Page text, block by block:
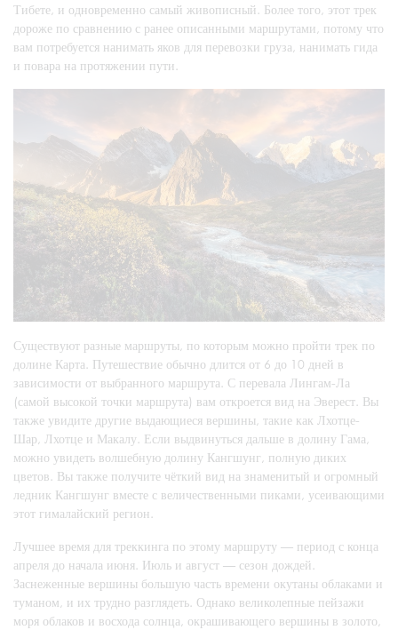
Тибете, и одновременно самый живописный. Более того, этот трек
дороже по сравнению с ранее описанными маршрутами, потому что
вам потребуется нанимать яков для перевозки груза, нанимать гида
и повара на протяжении пути.
Существуют разные маршруты, по которым можно пройти трек по
долине Карта. Путешествие обычно длится от 6 до 10 дней в
зависимости от выбранного маршрута. С перевала Лингам-Ла
(самой высокой точки маршрута) вам откроется вид на Эверест. Вы
также увидите другие выдающиеся вершины, такие как Лхотце-
Шар, Лхотце и Макалу. Если выдвинуться дальше в долину Гама,
можно увидеть волшебную долину Кангшунг, полную диких
цветов. Вы также получите чёткий вид на знаменитый и огромный
ледник Кангшунг вместе с величественными пиками, усеивающими
этот гималайский регион.
Лучшее время для треккинга по этому маршруту — период с конца
апреля до начала июня. Июль и август — сезон дождей.
Заснеженные вершины большую часть времени окутаны облаками и
туманом, и их трудно разглядеть. Однако великолепные пейзажи
моря облаков и восхода солнца, окрашивающего вершины в золото,